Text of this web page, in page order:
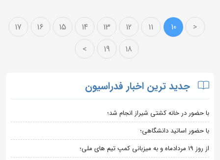
<
10
11
12
13
14
15
16
17
18
19
>
جدید ترین اخبار فدراسیون
با حضور در خانه کشتی شیراز انجام شد؛
با حضور اساتید دانشگاهی؛
از روز 19 مردادماه و به میزبانی کمپ تیم های ملی؛